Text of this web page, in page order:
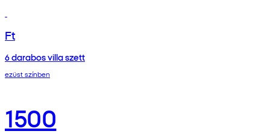
Ft
6 darabos villa szett
ezüst színben
1500